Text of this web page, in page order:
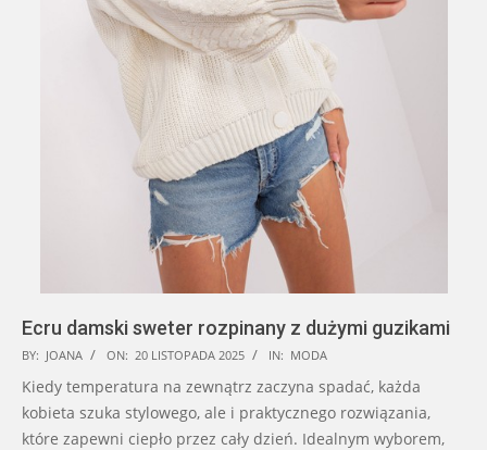
Ecru damski sweter rozpinany z dużymi guzikami
2025-
11-
20
BY: JOANA ON: 20 LISTOPADA 2025 IN: MODA
Kiedy temperatura na zewnątrz zaczyna spadać, każda
kobieta szuka stylowego, ale i praktycznego rozwiązania,
które zapewni ciepło przez cały dzień. Idealnym wyborem,